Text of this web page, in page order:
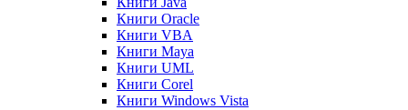
Книги Oracle
Книги VBA
Книги Maya
Книги UML
Книги Corel
Книги Windows Vista